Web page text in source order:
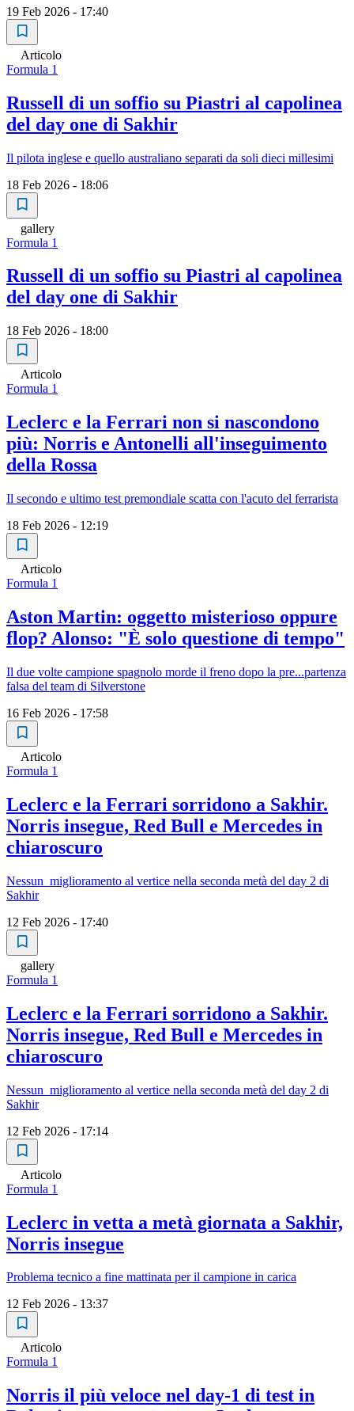
19 Feb 2026 - 17:40
Articolo
Formula 1
Russell di un soffio su Piastri al capolinea
del day one di Sakhir
Il pilota inglese e quello australiano separati da soli dieci millesimi
18 Feb 2026 - 18:06
gallery
Formula 1
Russell di un soffio su Piastri al capolinea
del day one di Sakhir
18 Feb 2026 - 18:00
Articolo
Formula 1
Leclerc e la Ferrari non si nascondono
più: Norris e Antonelli all'inseguimento
della Rossa
Il secondo e ultimo test premondiale scatta con l'acuto del ferrarista
18 Feb 2026 - 12:19
Articolo
Formula 1
Aston Martin: oggetto misterioso oppure
flop? Alonso: "È solo questione di tempo"
Il due volte campione spagnolo morde il freno dopo la pre...partenza
falsa del team di Silverstone
16 Feb 2026 - 17:58
Articolo
Formula 1
Leclerc e la Ferrari sorridono a Sakhir.
Norris insegue, Red Bull e Mercedes in
chiaroscuro
Nessun miglioramento al vertice nella seconda metà del day 2 di
Sakhir
12 Feb 2026 - 17:40
gallery
Formula 1
Leclerc e la Ferrari sorridono a Sakhir.
Norris insegue, Red Bull e Mercedes in
chiaroscuro
Nessun miglioramento al vertice nella seconda metà del day 2 di
Sakhir
12 Feb 2026 - 17:14
Articolo
Formula 1
Leclerc in vetta a metà giornata a Sakhir,
Norris insegue
Problema tecnico a fine mattinata per il campione in carica
12 Feb 2026 - 13:37
Articolo
Formula 1
Norris il più veloce nel day-1 di test in